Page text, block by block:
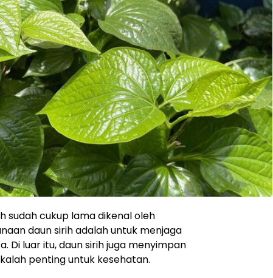
sudah cukup lama dikenal oleh
daun sirih adalah untuk menjaga
Di luar itu, daun sirih juga menyimpan
penting untuk kesehatan.